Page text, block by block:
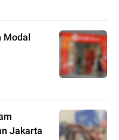
Modal
Jakarta